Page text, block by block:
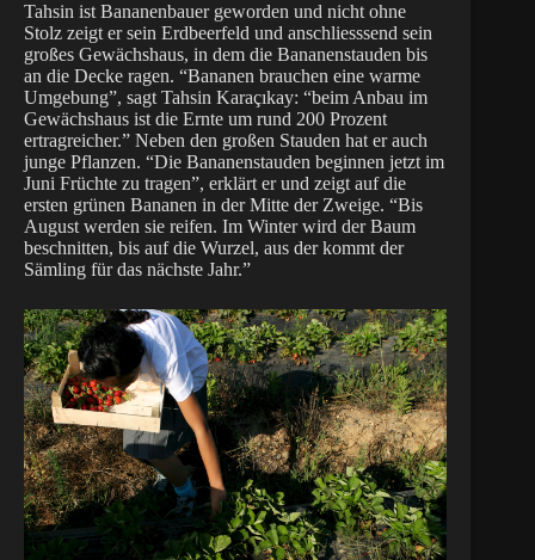
Tahsin ist Bananenbauer geworden und nicht ohne
Stolz zeigt er sein Erdbeerfeld und anschliesssend sein
großes Gewächshaus, in dem die Bananenstauden bis
an die Decke ragen. “Bananen brauchen eine warme
Umgebung”, sagt Tahsin Karaçıkay: “beim Anbau im
Gewächshaus ist die Ernte um rund 200 Prozent
ertragreicher.” Neben den großen Stauden hat er auch
junge Pflanzen. “Die Bananenstauden beginnen jetzt im
Juni Früchte zu tragen”, erklärt er und zeigt auf die
ersten grünen Bananen in der Mitte der Zweige. “Bis
August werden sie reifen. Im Winter wird der Baum
beschnitten, bis auf die Wurzel, aus der kommt der
Sämling für das nächste Jahr.”